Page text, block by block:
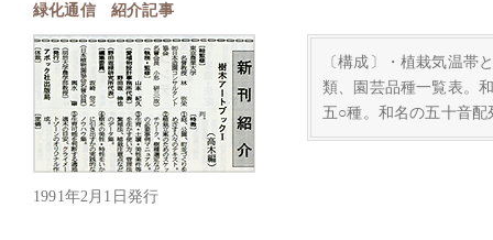
緑化通信 紹介記事
1991年2月1日発行
〔構成〕・植栽気温帯
類、園芸品種一覧表。
五○種。和名の五十音配